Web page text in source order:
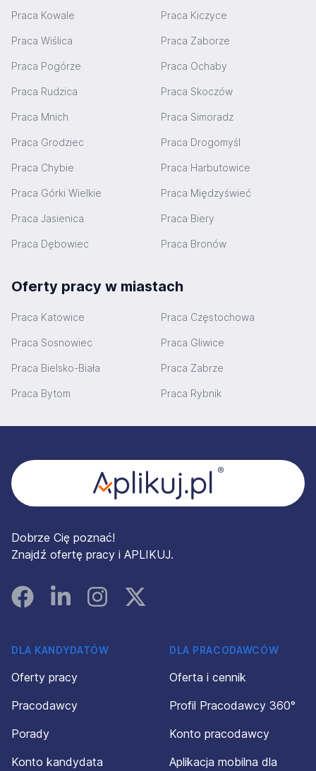
Praca Kowale Praca Kiczyce
Praca Wiślica Praca Zaborze
Praca Pogórze Praca Ochaby
Praca Rudzica Praca Skoczów
Praca Mnich Praca Simoradz
Praca Grodziec Praca Drogomyśl
Praca Chybie Praca Harbutowice
Praca Górki Wielkie Praca Międzyświeć
Praca Jasienica Praca Biery
Praca Dębowiec Praca Bronów
Oferty pracy w miastach
Praca Katowice Praca Częstochowa
Praca Sosnowiec Praca Gliwice
Praca Bielsko-Biała Praca Zabrze
Praca Bytom Praca Rybnik
Dobrze Cię poznać!
Znajdź ofertę pracy i APLIKUJ.
FacebookLinked InInstagramInstagram
DLA KANDYDATÓW
Oferty pracy
Pracodawcy
Porady
Konto kandydata
DLA PRACODAWCÓW
Oferta i cennik
Profil Pracodawcy 360°
Konto pracodawcy
Aplikacja mobilna dla